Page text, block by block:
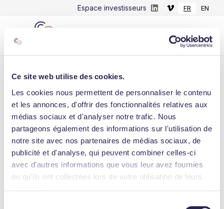
Ce site web utilise des cookies.
Les cookies nous permettent de personnaliser le contenu
et les annonces, d'offrir des fonctionnalités relatives aux
médias sociaux et d'analyser notre trafic. Nous
partageons également des informations sur l'utilisation de
notre site avec nos partenaires de médias sociaux, de
publicité et d'analyse, qui peuvent combiner celles-ci
avec d'autres informations que vous leur avez fournies
ou qu'ils ont collectées lors de votre utilisation de leurs
Espace investisseurs FR EN
[ITW 🎙] Quentin Minvielle, CEO et co-
fondateur de Kaliti avec Charles Lemaire et
Aurélien L., était...
November 16, 2022